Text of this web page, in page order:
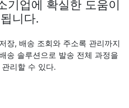
기업에 확실한 도움이
됩니다.
장, 배송 조회와 주소록 관리까지
송 솔루션으로 발송 전체 과정을
관리할 수 있다.